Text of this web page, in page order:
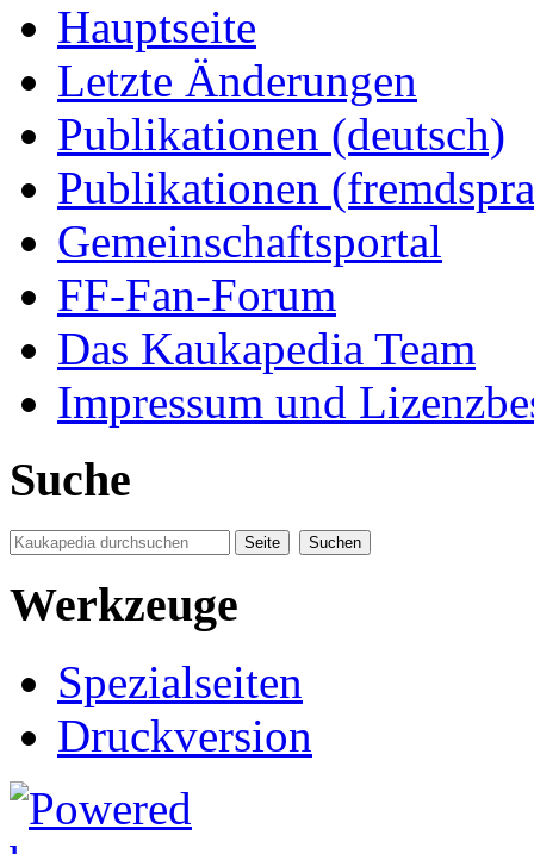
Hauptseite
Letzte Änderungen
Publikationen (deutsch)
Publikationen
Gemeinschaftsportal
FF-Fan-Forum
Das Kaukapedia Team
Impressum und
Suche
Werkzeuge
Spezialseiten
Druckversion